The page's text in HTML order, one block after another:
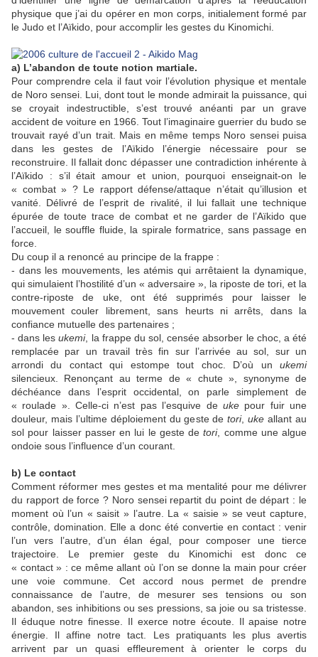
physique que j’ai du opérer en mon corps, initialement formé par
le Judo et l’Aïkido, pour accomplir les gestes du Kinomichi.
a) L’abandon de toute notion martiale.
Pour comprendre cela il faut voir l’évolution physique et mentale
de Noro sensei. Lui, dont tout le monde admirait la puissance, qui
se croyait indestructible, s’est trouvé anéanti par un grave
accident de voiture en 1966. Tout l’imaginaire guerrier du budo se
trouvait rayé d’un trait. Mais en même temps Noro sensei puisa
dans les gestes de l’Aïkido l’énergie nécessaire pour se
reconstruire. Il fallait donc dépasser une contradiction inhérente à
l’Aïkido : s’il était amour et union, pourquoi enseignait-on le
« combat » ? Le rapport défense/attaque n’était qu’illusion et
vanité. Délivré de l’esprit de rivalité, il lui fallait une technique
épurée de toute trace de combat et ne garder de l’Aïkido que
l’accueil, le souffle fluide, la spirale formatrice, sans passage en
force.
Du coup il a renoncé au principe de la frappe :
- dans les mouvements, les atémis qui arrêtaient la dynamique,
qui simulaient l’hostilité d’un « adversaire », la riposte de tori, et la
contre-riposte de uke, ont été supprimés pour laisser le
mouvement couler librement, sans heurts ni arrêts, dans la
confiance mutuelle des partenaires ;
- dans lesukemi, la frappe du sol, censée absorber le choc, a été
remplacée par un travail très fin sur l’arrivée au sol, sur un
arrondi du contact qui estompe tout choc. D’où un ukemi
silencieux. Renonçant au terme de « chute », synonyme de
déchéance dans l’esprit occidental, on parle simplement de
« roulade ». Celle-ci n’est pas l’esquive de ukepour fuir une
douleur, mais l’ultime déploiement du geste detori,uke allant au
sol pour laisser passer en lui le geste detori, comme une algue
ondoie sous l’influence d’un courant.
b) Le contact
Comment réformer mes gestes et ma mentalité pour me délivrer
du rapport de force ? Noro sensei repartit du point de départ : le
moment où l’un « saisit » l’autre. La « saisie » se veut capture,
contrôle, domination. Elle a donc été convertie en contact : venir
l’un vers l’autre, d’un élan égal, pour composer une tierce
trajectoire. Le premier geste du Kinomichi est donc ce
« contact » : ce même allant où l’on se donne la main pour créer
une voie commune. Cet accord nous permet de prendre
connaissance de l’autre, de mesurer ses tensions ou son
abandon, ses inhibitions ou ses pressions, sa joie ou sa tristesse.
Il éduque notre finesse. Il exerce notre écoute. Il apaise notre
énergie. Il affine notre tact. Les pratiquants les plus avertis
arrivent par un quasi effleurement à orienter le corps du